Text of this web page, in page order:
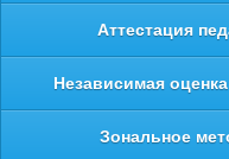
Аттестация
Независимая
Зональное